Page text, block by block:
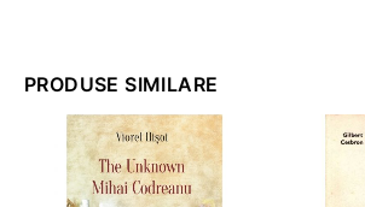
PRODUSE SIMILARE